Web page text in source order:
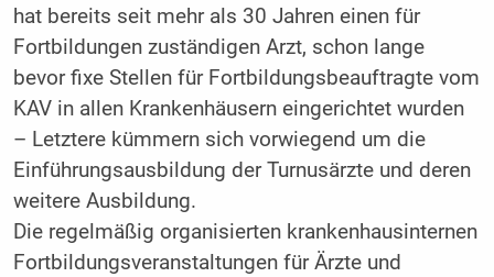
hat bereits seit mehr als 30 Jahren einen für
Fortbildungen zuständigen Arzt, schon lange
bevor fixe Stellen für Fortbildungsbeauftragte vom
KAV in allen Krankenhäusern eingerichtet wurden
– Letztere kümmern sich vorwiegend um die
Einführungsausbildung der Turnusärzte und deren
weitere Ausbildung.
Die regelmäßig organisierten krankenhausinternen
Fortbildungsveranstaltungen für Ärzte und